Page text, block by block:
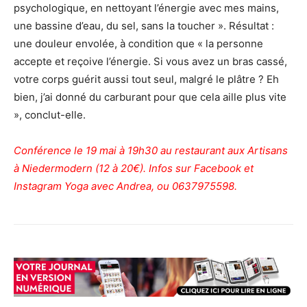
psychologique, en nettoyant l’énergie avec mes mains,
une bassine d’eau, du sel, sans la toucher ». Résultat :
une douleur envolée, à condition que « la personne
accepte et reçoive l’énergie. Si vous avez un bras cassé,
votre corps guérit aussi tout seul, malgré le plâtre ? Eh
bien, j’ai donné du carburant pour que cela aille plus vite
», conclut-elle.
Conférence le 19 mai à 19h30 au restaurant aux Artisans
à Niedermodern (12 à 20€). Infos sur Facebook et
Instagram Yoga avec Andrea, ou 0637975598.